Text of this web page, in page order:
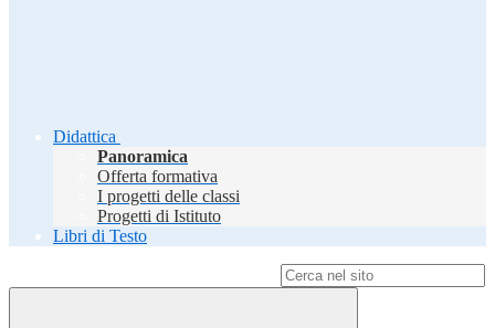
Didattica
Panoramica
Offerta formativa
I progetti delle classi
Progetti di Istituto
Libri di Testo